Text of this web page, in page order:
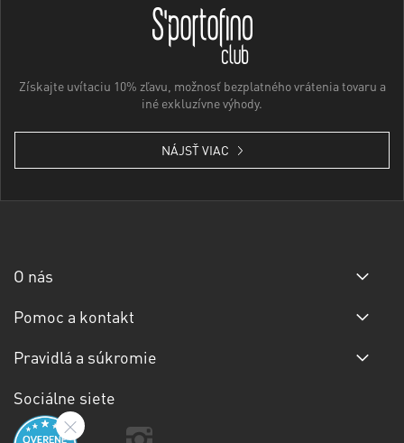
Získajte uvítaciu 10% zľavu, možnosť bezplatného vrátenia tovaru a
iné exkluzívne výhody.
NÁJSŤ VIAC
O nás
Pomoc a kontakt
Pravidlá a súkromie
Sociálne siete